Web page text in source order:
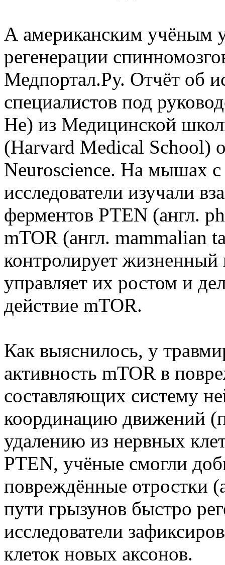
А американским учёным
регенерации
Медпортал.Ру. Отчёт об
специалистов под
He) из Медицинской
(Harvard Medical School)
Neuroscience. На мышах с
исследователи изучали
ферментов PTEN (англ.
mTOR (англ. mammalian
контролирует
управляет их ростом и
действие mTOR.
Как выяснилось, у
активность mTOR в
составляющих систему
координацию движений
удалению из нервных
PTEN, учёные смогли
повреждённые отростки
пути грызунов быстро
исследователи
клеток новых аксонов.